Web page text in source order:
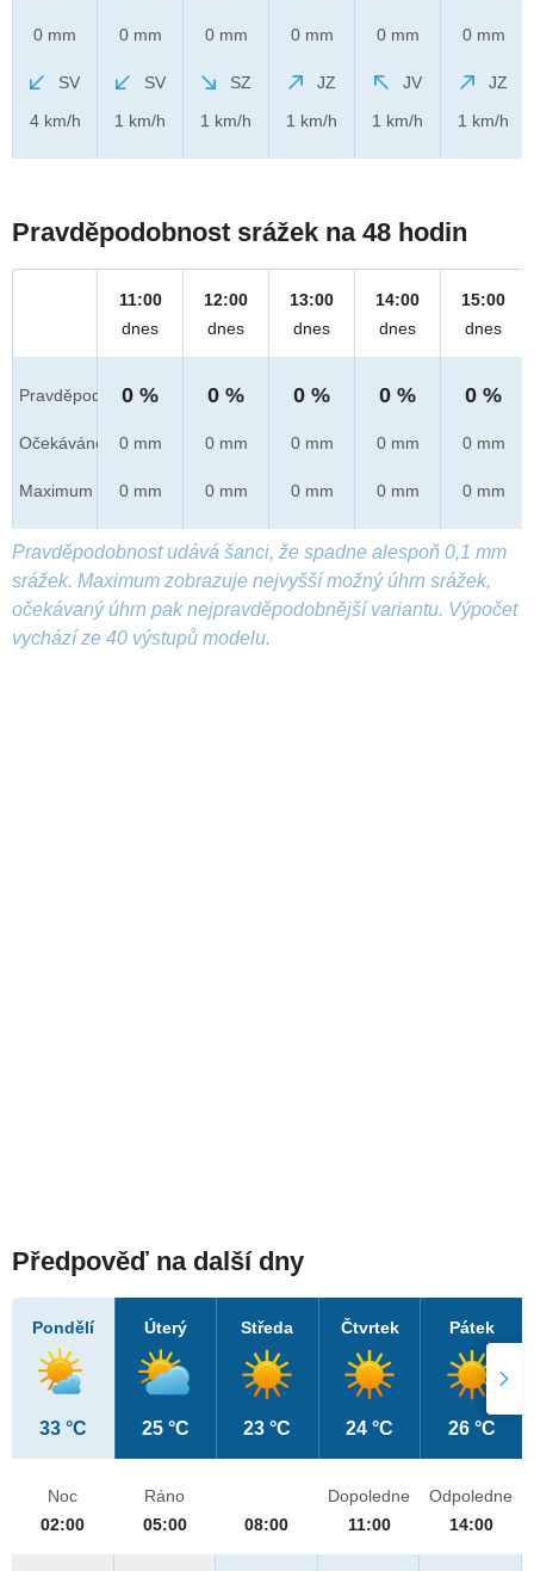
0 mm
SV
4 km/h
0 mm
SV
1 km/h
0 mm
SZ
1 km/h
0 mm
JZ
1 km/h
0 mm
JV
1 km/h
0 mm
JZ
1 km/h
Pravděpodobnost srážek na 48 hodin
Pravděpod.
Očekáváno
Maximum
11:00
dnes
0 %
0 mm
0 mm
12:00
dnes
0 %
0 mm
0 mm
13:00
dnes
0 %
0 mm
0 mm
14:00
dnes
0 %
0 mm
0 mm
15:00
dnes
0 %
0 mm
0 mm
Pravděpodobnost udává šanci, že spadne alespoň 0,1 mm
srážek. Maximum zobrazuje nejvyšší možný úhrn srážek,
očekávaný úhrn pak nejpravděpodobnější variantu. Výpočet
vychází ze 40 výstupů modelu.
Předpověď na další dny
Pondělí
33 °C
Úterý
25 °C
Středa
23 °C
Čtvrtek
24 °C
Pátek
26 °C
Noc
02:00
Ráno
05:00
08:00
Dopoledne
11:00
Odpoledne
14:00